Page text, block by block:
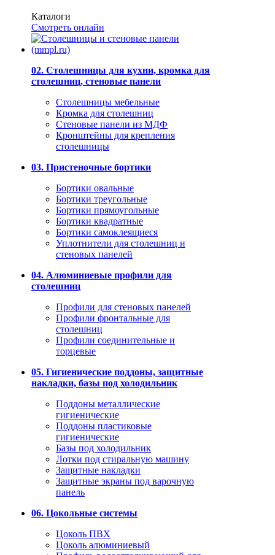
Каталоги
Смотреть онлайн
02. Столешницы для кухни, кромка для
столешниц, стеновые панели
Столешницы мебельные
Кромка для столешниц
Стеновые панели из МДФ
Кронштейны для крепления
столешницы
03. Пристеночные бортики
Бортики овальные
Бортики треугольные
Бортики прямоугольные
Бортики квадратные
Бортики самоклеящиеся
Уплотнители для столешниц и
стеновых панелей
04. Алюминиевые профили для
столешниц
Профили для стеновых панелей
Профили фронтальные для
столешниц
Профили соединительные и
торцевые
05. Гигиенические поддоны, защитные
накладки, базы под холодильник
Поддоны металлические
гигиенические
Поддоны пластиковые
гигиенические
Базы под холодильник
Лотки под стиральную машину
Защитные накладки
Защитные экраны под варочную
панель
06. Цокольные системы
Цоколь ПВХ
Цоколь алюминиевый